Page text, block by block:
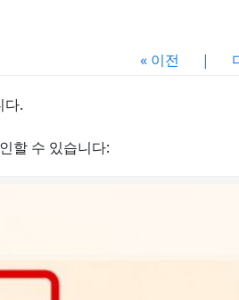
« 이전 |
다.
할 수 있습니다: